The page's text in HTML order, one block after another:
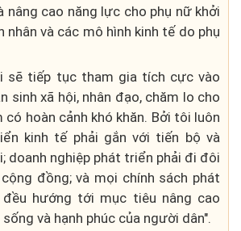
nâng cao năng lực cho phụ nữ khởi
nhân và các mô hình kinh tế do phụ
sẽ tiếp tục tham gia tích cực vào
sinh xã hội, nhân đạo, chăm lo cho
có hoàn cảnh khó khăn. Bởi tôi luôn
kinh tế phải gắn với tiến bộ và
doanh nghiệp phát triển phải đi đôi
đồng; và mọi chính sách phát
hướng tới mục tiêu nâng cao
và hạnh phúc của người dân".